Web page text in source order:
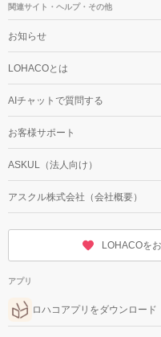
関連サイト・ヘルプ・その他
お知らせ
LOHACOとは
AIチャットで質問する
お客様サポート
ASKUL（法人向け）
アスクル株式会社（会社概要）
LOHACOを
アプリ
ロハコアプリをダウンロード